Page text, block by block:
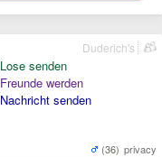
Lose senden
Freunde werden
Nachricht senden
(36) privacy
Duderich's